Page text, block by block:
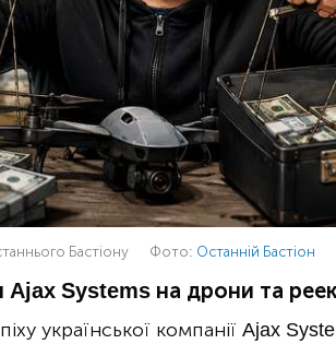
Бастіону Фото: Останній Бастіон
Ajax Systems на дрони та
української компанії Ajax